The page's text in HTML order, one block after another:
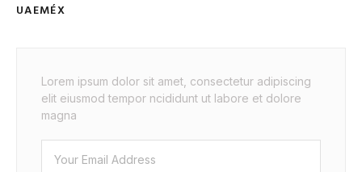
UAEMÉX
Lorem ipsum dolor sit amet, consectetur adipiscing
elit eiusmod tempor ncididunt ut labore et dolore
magna